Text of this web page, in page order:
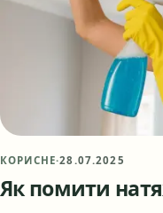
КОРИСНЕ·28.07.2025
Як помити